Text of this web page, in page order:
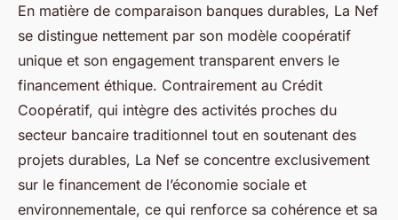
En matière de comparaison banques durables, La Nef
se distingue nettement par son modèle coopératif
unique et son engagement transparent envers le
financement éthique. Contrairement au Crédit
Coopératif, qui intègre des activités proches du
secteur bancaire traditionnel tout en soutenant des
projets durables, La Nef se concentre exclusivement
sur le financement de l’économie sociale et
environnementale, ce qui renforce sa cohérence et sa